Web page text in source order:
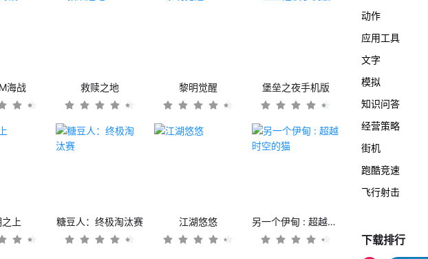
海战 救赎之地 黎明觉醒 堡垒之夜手机版
上 糖豆人：终极淘汰赛 江湖悠悠 另一个伊甸 : 超越时空的猫
动作
应用工具
文字
模拟
知识问答
经营策略
街机
跑酷竞速
飞行射击
下载排行